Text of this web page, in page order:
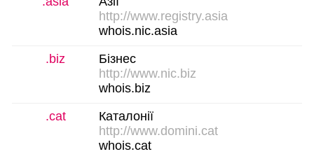
http://www.registry.asia
whois.nic.asia
.biz
Бізнес
http://www.nic.biz
whois.biz
.cat
Каталонії
http://www.domini.cat
whois.cat